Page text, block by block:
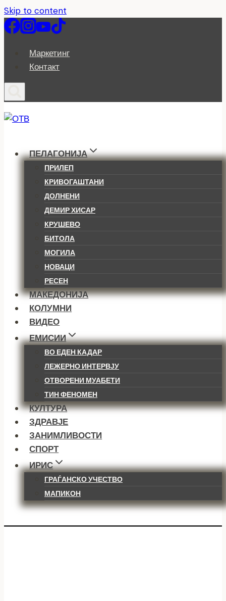
Skip to content
Маркетинг
Контакт
ПЕЛАГОНИЈА
ПРИЛЕП
КРИВОГАШТАНИ
ДОЛНЕНИ
ДЕМИР ХИСАР
КРУШЕВО
БИТОЛА
МОГИЛА
НОВАЦИ
РЕСЕН
МАКЕДОНИЈА
КОЛУМНИ
ВИДЕО
ЕМИСИИ
ВО ЕДЕН КАДАР
ЛЕЖЕРНО ИНТЕРВЈУ
ОТВОРЕНИ МУАБЕТИ
ТИН ФЕНОМЕН
КУЛТУРА
ЗДРАВЈЕ
ЗАНИМЛИВОСТИ
СПОРТ
ИРИС
ГРАЃАНСКО УЧЕСТВО
МАПИКОН